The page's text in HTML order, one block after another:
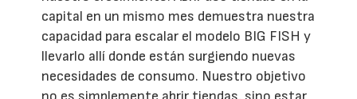
capital en un mismo mes demuestra nuestra
capacidad para escalar el modelo BIG FISH y
llevarlo allí donde están surgiendo nuevas
necesidades de consumo. Nuestro objetivo